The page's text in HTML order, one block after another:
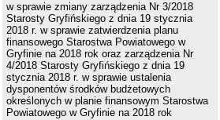
w sprawie zmiany zarządzenia Nr 3/2018
Starosty Gryfińskiego z dnia 19 stycznia
2018 r. w sprawie zatwierdzenia planu
finansowego Starostwa Powiatowego w
Gryfinie na 2018 rok oraz zarządzenia Nr
4/2018 Starosty Gryfińskiego z dnia 19
stycznia 2018 r. w sprawie ustalenia
dysponentów środków budżetowych
określonych w planie finansowym Starostwa
Powiatowego w Gryfinie na 2018 rok